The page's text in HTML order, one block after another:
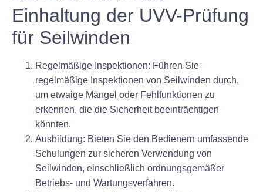
Einhaltung der UVV-Prüfung
für Seilwinden
Regelmäßige Inspektionen: Führen Sie
regelmäßige Inspektionen von Seilwinden durch,
um etwaige Mängel oder Fehlfunktionen zu
erkennen, die die Sicherheit beeinträchtigen
könnten.
Ausbildung: Bieten Sie den Bedienern umfassende
Schulungen zur sicheren Verwendung von
Seilwinden, einschließlich ordnungsgemäßer
Betriebs- und Wartungsverfahren.